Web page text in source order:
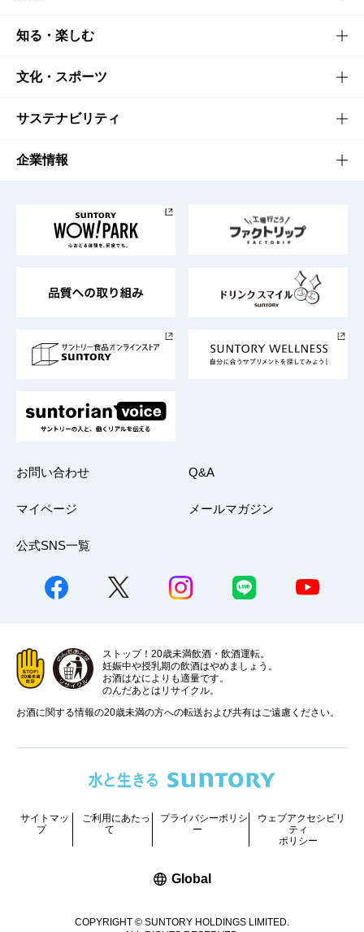
商品TOP
商品一覧
商品発売情報
栄養成分一覧
知る・楽しむ
知る・楽しむTOP
キャンペーン
工場見学
地域情報
文化・スポーツ
文化・スポーツTOP
サントリーホール
サントリーサンバーズ大阪
サステナビリティ
サステナビリティTOP
サントリーが考えるサステナビリティ経営
企業情報
企業概要
採用情報
お問い合わせ Q&A
マイページ メールマガジン
公式SNS一覧
ストップ！20歳未満飲酒・飲酒運転。
妊娠中や授乳期の飲酒はやめましょう。
お酒はなによりも適量です。
のんだあとはリサイクル。
お酒に関する情報の20歳未満の方への転送および共有はご遠慮ください。
COPYRIGHT © SUNTORY HOLDINGS LIMITED.
サイトマッ
プ
ご利用にあたっ
て
プライバシーポリシ
ー
ウェブアクセシビリ
ティ
ポリシー
Global新しいウィンドウで開く